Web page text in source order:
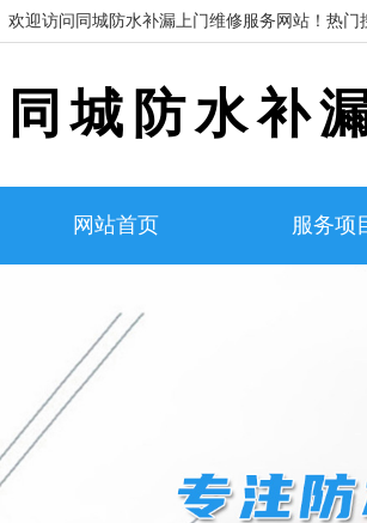
欢迎访问同城防水补漏上门维修服务网站！ 热门
同城防水补
网站首页 服务项